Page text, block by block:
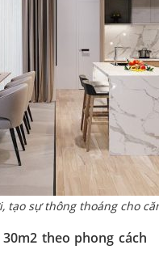
tạo sự thông thoáng cho
theo phong cách